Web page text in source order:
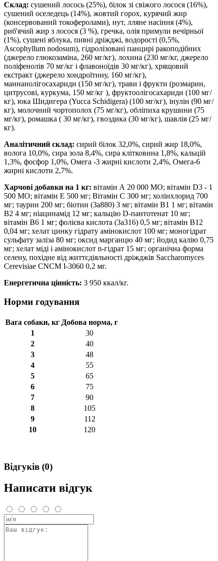
Склад: сушений лосось (25%), білок зі свіжого лосося (16%),
сушений оселедець (14%), жовтий горох, курячий жир
(консервований токоферолами), нут, лляне насіння (4%),
риб'ячий жир з лосося (3 %), гречка, олія примули вечірньої
(1%), сушені яблука, пивні дріжджі, водорості (0,5%,
Ascophyllum nodosum), гідролізовані панцирі ракоподібних
(джерело глюкозаміна, 260 мг/кг), лохина (230 мг/кг, джерело
поліфенолів 70 мг/кг і флавоноїдів 30 мг/кг), хрящовий
екстракт (джерело хондроїтину, 160 мг/кг),
маннанолігосахариди (150 мг/кг), трави і фрукти (розмарин,
цитрусові, куркума, 150 мг/кг ), фруктоолігосахариди (100 мг/
кг), юка Шидигера (Yucca Schidigera) (100 мг/кг), інулін (90 мг/
кг), молочний чортополох (75 мг/кг), обліпиха крушини (75
мг/кг), ромашка ( 30 мг/кг), гвоздика (30 мг/кг), шавлія (25 мг/
кг).
Аналітичний склад: сирий білок 32,0%, сирий жир 18,0%,
волога 10,0%, сира зола 8,4%, сира клітковина 1,8%, кальцій
1,3%, фосфор 1,0%, Омега -3 жирні кислоти 2,4%, Омега-6
жирні кислоти 2,7%.
Харчові добавки на 1 кг: вітамін А 20 000 MО; вітамін D3 - 1
500 MО; вітамін E 500 мг; Вітамін С 300 мг; холінхлорид 700
мг; таурин 200 мг; біотин (3a880) 3 мг; вітамін В1 1 мг; вітамін
В2 4 мг; ніацинамід 12 мг; кальцію D-пантотенат 10 мг;
вітамін В6 1 мг; фолієва кислота (3a316) 0,5 мг; вітамін В12
0,04 мг; хелат цинку гідрату амінокислот 100 мг; моногідрат
сульфату заліза 80 мг; оксид марганцю 40 мг; йодид калію 0,75
мг; хелат міді і амінокислот n-гідрат 15 мг; органічна форма
селену, похідне від життєдіяльності дріжджів Saccharomyces
Cerevisiae CNCM I-3060 0,2 мг.
Енергетична цінність: 3 950 ккал/кг.
Норми годування
Вага собаки, кг Добова норма, г
1
30
2
40
3
48
4
55
5
65
6
75
7
90
8
105
9
112
10
120
Відгуків (0)
Написати відгук